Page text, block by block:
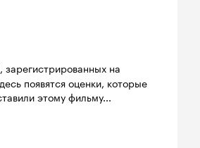
, зарегистрированных на
появятся оценки, которые
этому фильму...